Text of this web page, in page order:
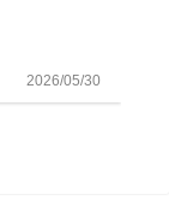
2026/05/30